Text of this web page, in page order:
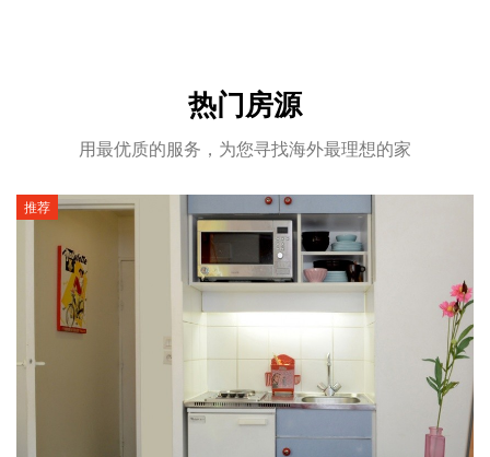
热门房源
用最优质的服务，为您寻找海外最理想的家
推荐